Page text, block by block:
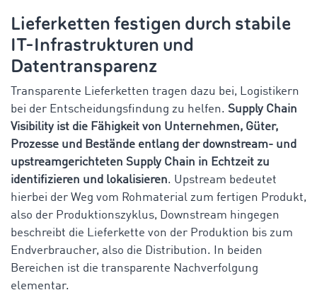
Lieferketten festigen durch stabile
IT-Infrastrukturen und
Datentransparenz
Transparente Lieferketten tragen dazu bei, Logistikern
bei der Entscheidungsfindung zu helfen. Supply Chain
Visibility ist die Fähigkeit von Unternehmen, Güter,
Prozesse und Bestände entlang der downstream- und
upstreamgerichteten Supply Chain in Echtzeit zu
identifizieren und lokalisieren. Upstream bedeutet
hierbei der Weg vom Rohmaterial zum fertigen Produkt,
also der Produktionszyklus, Downstream hingegen
beschreibt die Lieferkette von der Produktion bis zum
Endverbraucher, also die Distribution. In beiden
Bereichen ist die transparente Nachverfolgung
elementar.